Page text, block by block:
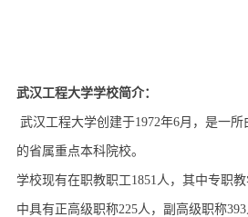
武汉工程大学学校简介：
武汉工程大学创建于1972年6月，是一
的省属重点本科院校。
学校现有在职教职工1851人，其中专职
中具有正高级职称225人，副高级职称